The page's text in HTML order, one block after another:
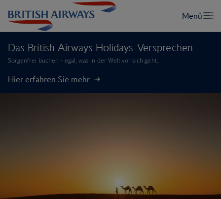
Das British Airways Holidays-Versprechen
Sorgenfrei buchen – egal, was in der Welt vor sich geht.
Hier erfahren Sie mehr